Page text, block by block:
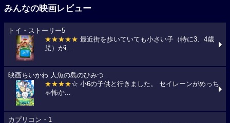
みんなの映画レビュー
トイ・ストーリー5
★★★★★ 最近街を歩いていても小さい子（特に3、4歳
児）がi...
映画ちいかわ 人魚の島のひみつ
★★★★☆ 小6の子供と行きました。 セイレーンがめっち
ゃ怖か...
カプリコン・1